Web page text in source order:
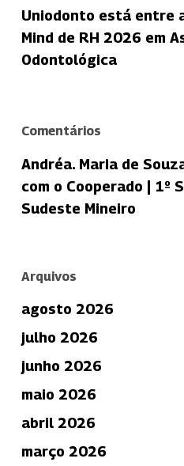
Uniodonto está entre
Mind de RH 2026 em
Odontológica
Comentários
Andréa. Maria de
com o Cooperado | 1º
Sudeste Mineiro
Arquivos
agosto 2026
julho 2026
junho 2026
maio 2026
abril 2026
março 2026